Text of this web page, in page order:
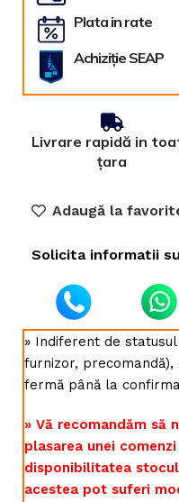
Plata in rate
Achiziție SEAP
Livrare rapidă in
țara
Adaugă la
Solicita informatii
» Indiferent de
furnizor,
fermă până la
» Vă recomandăm să
plasarea unei
disponibilitatea
acestea pot suferi